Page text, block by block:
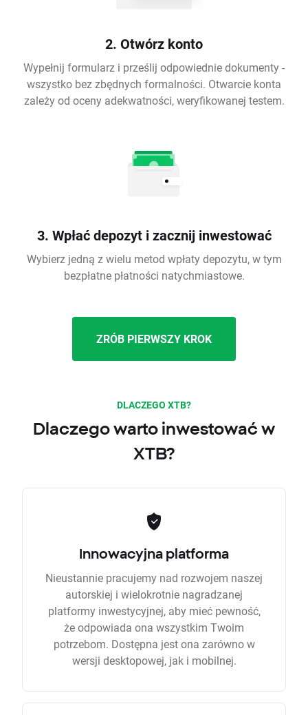
2. Otwórz konto
Wypełnij formularz i prześlij odpowiednie dokumenty -
wszystko bez zbędnych formalności. Otwarcie konta
zależy od oceny adekwatności, weryfikowanej testem.
3. Wpłać depozyt i zacznij inwestować
Wybierz jedną z wielu metod wpłaty depozytu, w tym
bezpłatne płatności natychmiastowe.
ZRÓB PIERWSZY KROK
DLACZEGO XTB?
Dlaczego warto inwestować w
XTB?
Innowacyjna platforma
Nieustannie pracujemy nad rozwojem naszej
autorskiej i wielokrotnie nagradzanej
platformy inwestycyjnej, aby mieć pewność,
że odpowiada ona wszystkim Twoim
potrzebom. Dostępna jest ona zarówno w
wersji desktopowej, jak i mobilnej.